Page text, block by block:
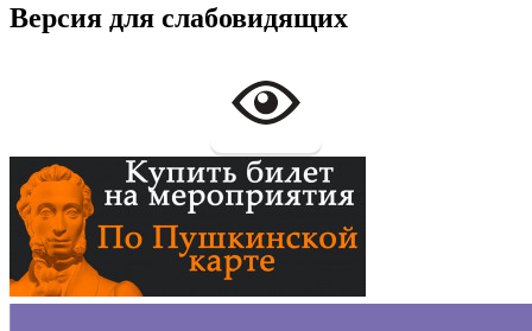
Версия для слабовидящих